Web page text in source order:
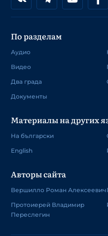
По разделам
Аудио
Видео
Два града
Документы
Материалы на других
На български
English
Авторы сайта
Вершилло Роман Алексеевич
Протоиерей Владимир
Переслегин